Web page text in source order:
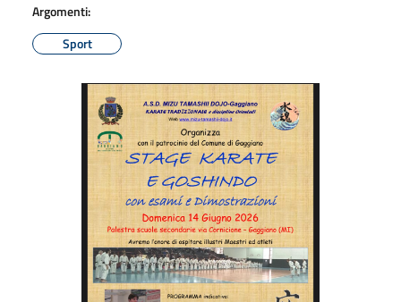
Argomenti:
Sport